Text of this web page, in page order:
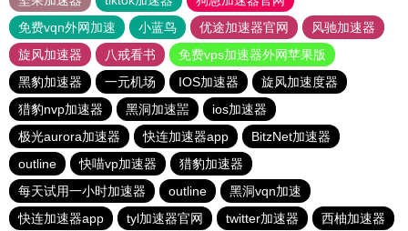
免费vqn外网加速
小蓝鸟 优途加速器官网
风驰加速器
旋风加速器
八戒看书
免费vps加速器外网苹果版
黑豹加速器
一元机场 IOS加速器
旋风加速度器
猎豹nvp加速器
黑洞加速噐
ios加速器
极光aurora加速器
快连加速器app
BitzNet加速器
outline
快喵vp加速器
猎豹加速器
每天试用一小时加速器
outline
黑洞vqn加速
快连加速器app
tyl加速器官网 twitter加速器 西柚加速器